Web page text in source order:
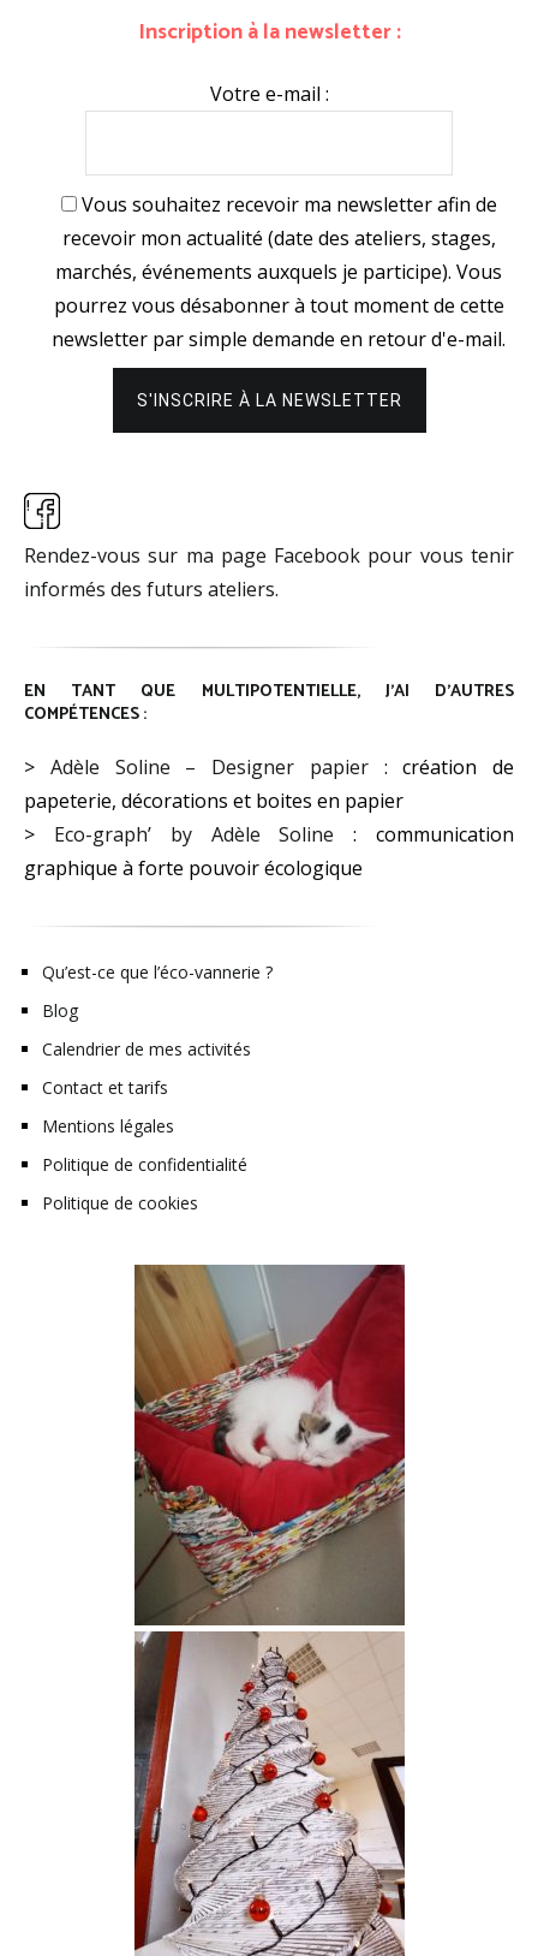
Inscription à la newsletter :
Votre e-mail :
Vous souhaitez recevoir ma newsletter afin de
recevoir mon actualité (date des ateliers, stages,
marchés, événements auxquels je participe). Vous
pourrez vous désabonner à tout moment de cette
newsletter par simple demande en retour d'e-mail.
Rendez-vous sur ma page Facebook pour vous tenir
informés des futurs ateliers.
EN TANT QUE MULTIPOTENTIELLE, J’AI D’AUTRES
COMPÉTENCES :
> Adèle Soline – Designer papier: création de
papeterie, décorations et boites en papier
> Eco-graph’ by Adèle Soline : communication
graphique à forte pouvoir écologique
Qu’est-ce que l’éco-vannerie ?
Blog
Calendrier de mes activités
Contact et tarifs
Mentions légales
Politique de confidentialité
Politique de cookies